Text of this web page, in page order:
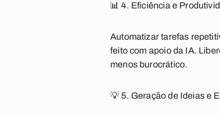
📊 4. Eficiência e
Automatizar tarefas
feito com apoio da IA.
menos burocrático.
💡 5. Geração de Ideias e